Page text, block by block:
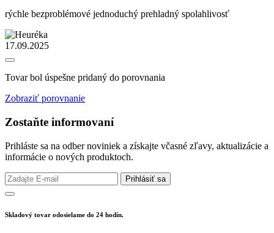
rýchle bezproblémové jednoduchý prehladný spolahlivosť
17.09.2025
Tovar bol úspešne pridaný do porovnania
Zobraziť porovnanie
Zostaňte informovaní
Prihláste sa na odber noviniek a získajte včasné zľavy, aktualizácie a
informácie o nových produktoch.
Prihlásiť sa
Skladový tovar odosielame do 24 hodín.